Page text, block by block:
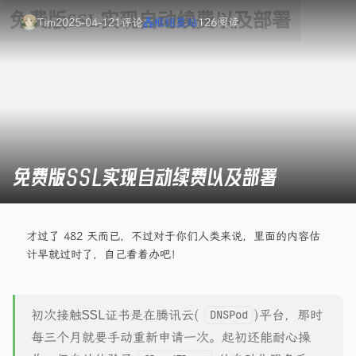
Tim2025-04-121评论 枢纽星站126阅读
免费版SSL实现自动续费以及部署
才过了 482 天而已，不过对于你们人类来说，里面的内容估
计早就过时了，自己看着办吧！
初次接触SSL证书是在腾讯云( DNSPod )平台，那时
每三个月就要手动重新申请一次。起初还能耐心操